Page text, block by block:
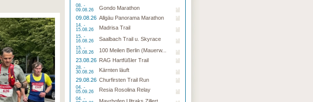
08. -
09.08.26
Gondo Marathon
09.08.26 Allgäu Panorama Marathon
14. -
15.08.26
Madrisa Trail
15. -
16.08.26
Saalbach Trail u. Skyrace
15. -
16.08.26
100 Meilen Berlin (Mauerw...
23.08.26 RAG Hartfüßler Trail
28. -
30.08.26
Kärnten läuft
29.08.26 Churfirsten Trail Run
04. -
05.09.26
Resia Rosolina Relay
04. -